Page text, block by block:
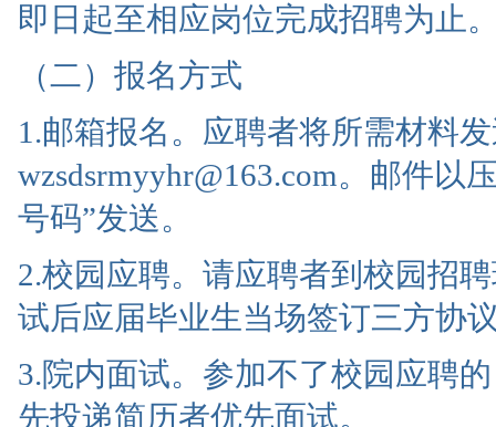
即日起至相应岗位完成招聘为止
（二）报名方式
1.邮箱报名。应聘者将所需材料
wzsdsrmyyhr@163.com。邮件以
号码”发送。
2.校园应聘。请应聘者到校园招
试后应届毕业生当场签订三方协
3.院内面试。参加不了校园应聘
先投递简历者优先面试。